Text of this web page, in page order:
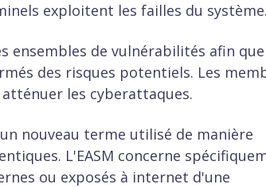
exploitent les failles du
ensembles de vulnérabilités afin
des risques potentiels. Les
les cyberattaques.
nouveau terme utilisé de manière
L'EASM concerne
ou exposés à internet d'une